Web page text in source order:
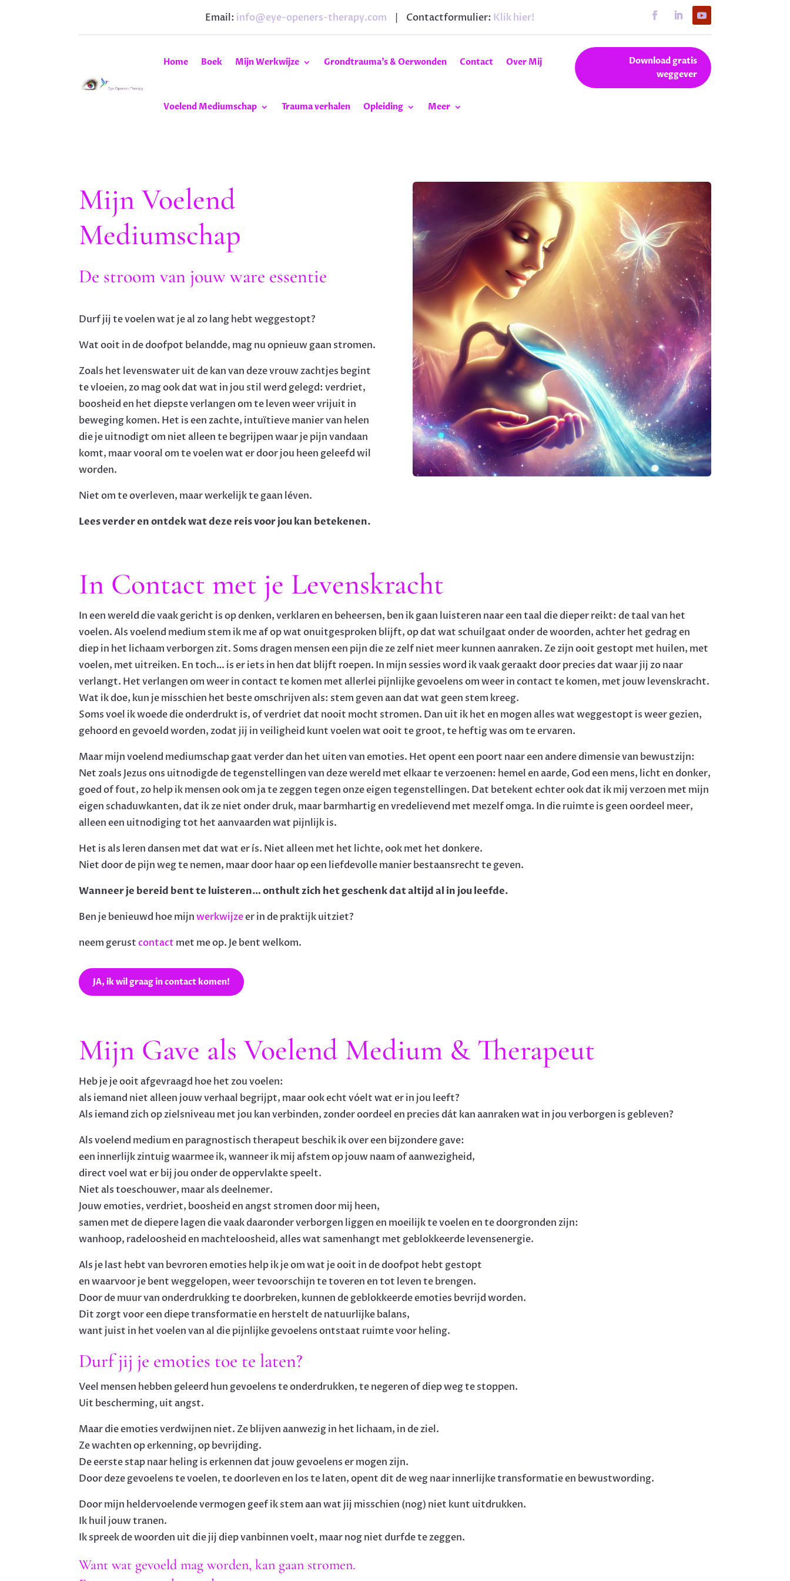
Email: info@eye-openers-therapy.com | Contactformulier: Klik hier!
Home Boek Mijn Werkwijze Grondtrauma’s & Oerwonden Contact Over Mij
Voelend Mediumschap Trauma verhalen Opleiding Meer
Download gratis
weggever
Mijn Voelend
Mediumschap
De stroom van jouw ware essentie
Durf jij te voelen wat je al zo lang hebt weggestopt?
Wat ooit in de doofpot belandde, mag nu opnieuw gaan stromen.
Zoals het levenswater uit de kan van deze vrouw zachtjes begint
te vloeien, zo mag ook dat wat in jou stil werd gelegd: verdriet,
boosheid en het diepste verlangen om te leven weer vrijuit in
beweging komen. Het is een zachte, intuïtieve manier van helen
die je uitnodigt om niet alleen te begrijpen waar je pijn vandaan
komt, maar vooral om te voelen wat er door jou heen geleefd wil
worden.
Niet om te overleven, maar werkelijk te gaan léven.
Lees verder en ontdek wat deze reis voor jou kan betekenen.
In Contact met je Levenskracht
In een wereld die vaak gericht is op denken, verklaren en beheersen, ben ik gaan luisteren naar een taal die dieper reikt: de taal van het
voelen. Als voelend medium stem ik me af op wat onuitgesproken blijft, op dat wat schuilgaat onder de woorden, achter het gedrag en
diep in het lichaam verborgen zit. Soms dragen mensen een pijn die ze zelf niet meer kunnen aanraken. Ze zijn ooit gestopt met huilen, met
voelen, met uitreiken. En toch… is er iets in hen dat blijft roepen. In mijn sessies word ik vaak geraakt door precies dat waar jij zo naar
verlangt. Het verlangen om weer in contact te komen met allerlei pijnlijke gevoelens om weer in contact te komen, met jouw levenskracht.
Wat ik doe, kun je misschien het beste omschrijven als: stem geven aan dat wat geen stem kreeg.
Soms voel ik woede die onderdrukt is, of verdriet dat nooit mocht stromen. Dan uit ik het en mogen alles wat weggestopt is weer gezien,
gehoord en gevoeld worden, zodat jij in veiligheid kunt voelen wat ooit te groot, te heftig was om te ervaren.
Maar mijn voelend mediumschap gaat verder dan het uiten van emoties. Het opent een poort naar een andere dimensie van bewustzijn:
Net zoals Jezus ons uitnodigde de tegenstellingen van deze wereld met elkaar te verzoenen: hemel en aarde, God een mens, licht en donker,
goed of fout, zo help ik mensen ook om ja te zeggen tegen onze eigen tegenstellingen. Dat betekent echter ook dat ik mij verzoen met mijn
eigen schaduwkanten, dat ik ze niet onder druk, maar barmhartig en vredelievend met mezelf omga. In die ruimte is geen oordeel meer,
alleen een uitnodiging tot het aanvaarden wat pijnlijk is.
Het is als leren dansen met dat wat er ís. Niet alleen met het lichte, ook met het donkere.
Niet door de pijn weg te nemen, maar door haar op een liefdevolle manier bestaansrecht te geven.
Wanneer je bereid bent te luisteren… onthult zich het geschenk dat altijd al in jou leefde.
Ben je benieuwd hoe mijnwerkwijzeer in de praktijk uitziet?
neem gerustcontact met me op. Je bent welkom.
JA, ik wil graag in contact komen!
Mijn Gave als Voelend Medium & Therapeut
Heb je je ooit afgevraagd hoe het zou voelen:
als iemand niet alleen jouw verhaal begrijpt, maar ook echt vóelt wat er in jou leeft?
Als iemand zich op zielsniveau met jou kan verbinden, zonder oordeel en precies dát kan aanraken wat in jou verborgen is gebleven?
Als voelend medium en paragnostisch therapeut beschik ik over een bijzondere gave:
een innerlijk zintuig waarmee ik, wanneer ik mij afstem op jouw naam of aanwezigheid,
direct voel wat er bij jou onder de oppervlakte speelt.
Niet als toeschouwer, maar als deelnemer.
Jouw emoties, verdriet, boosheid en angst stromen door mij heen,
samen met de diepere lagen die vaak daaronder verborgen liggen en moeilijk te voelen en te doorgronden zijn:
wanhoop, radeloosheid en machteloosheid, alles wat samenhangt met geblokkeerde levensenergie.
Als je last hebt van bevroren emoties help ik je om wat je ooit in de doofpot hebt gestopt
en waarvoor je bent weggelopen, weer tevoorschijn te toveren en tot leven te brengen.
Door de muur van onderdrukking te doorbreken, kunnen de geblokkeerde emoties bevrijd worden.
Dit zorgt voor een diepe transformatie en herstelt de natuurlijke balans,
want juist in het voelen van al die pijnlijke gevoelens ontstaat ruimte voor heling.
Durf jij je emoties toe te laten?
Veel mensen hebben geleerd hun gevoelens te onderdrukken, te negeren of diep weg te stoppen.
Uit bescherming, uit angst.
Maar die emoties verdwijnen niet. Ze blijven aanwezig in het lichaam, in de ziel.
Ze wachten op erkenning, op bevrijding.
De eerste stap naar heling is erkennen dat jouw gevoelens er mogen zijn.
Door deze gevoelens te voelen, te doorleven en los te laten, opent dit de weg naar innerlijke transformatie en bewustwording.
Door mijn heldervoelende vermogen geef ik stem aan wat jij misschien (nog) niet kunt uitdrukken.
Ik huil jouw tranen.
Ik spreek de woorden uit die jij diep vanbinnen voelt, maar nog niet durfde te zeggen.
Want wat gevoeld mag worden, kan gaan stromen.